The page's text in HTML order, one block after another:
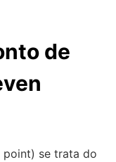
de
point) se trata do